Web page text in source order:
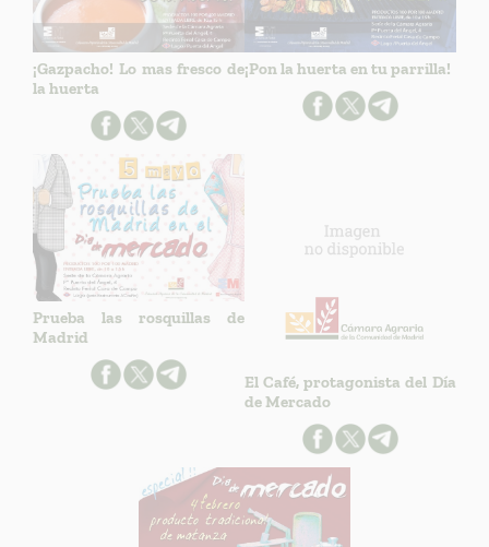
¡Gazpacho! Lo mas fresco de
la huerta
¡Pon la huerta en tu parrilla!
Prueba las rosquillas de
Madrid
El Café, protagonista del Día
de Mercado